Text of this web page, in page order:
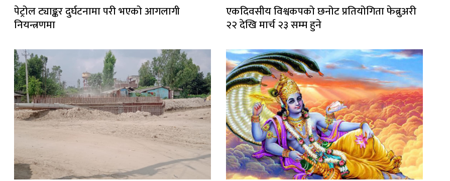
पेट्रोल ट्याङ्कर दुर्घटनामा परी भएको आगलागी
नियन्त्रणमा
एकदिवसीय विश्वकपको छनोट प्रतियोगिता फेब्रुअरी
२२ देखि मार्च २३ सम्म हुने